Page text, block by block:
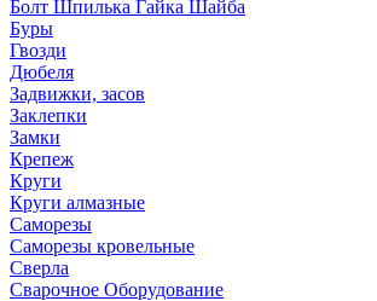
Болт Шпилька Гайка Шайба
Буры
Гвозди
Дюбеля
Задвижки, засов
Заклепки
Замки
Крепеж
Круги
Круги алмазные
Саморезы
Саморезы кровельные
Сверла
Сварочное Оборудование